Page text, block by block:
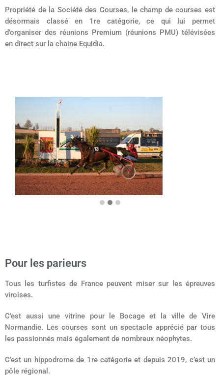
Propriété de la Société des Courses, le champ de courses est
désormais classé en 1re catégorie, ce qui lui permet
d’organiser des réunions Premium (réunions PMU) télévisées
en direct sur la chaine Equidia.
Pour les parieurs
Tous les turfistes de France peuvent miser sur les épreuves
viroises.
C’est aussi une vitrine pour le Bocage et la ville de Vire
Normandie. Les courses sont un spectacle apprécié par tous
les passionnés mais également de nombreux néophytes.
C’est un hippodrome de 1re catégorie et depuis 2019, c’est un
pôle régional.